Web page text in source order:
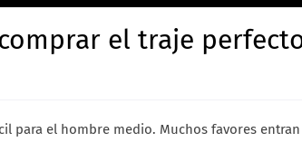
el traje
para el hombre medio. Muchos favores